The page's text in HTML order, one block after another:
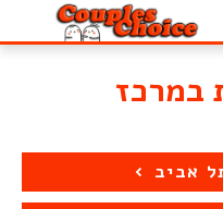
במרכז
אביב